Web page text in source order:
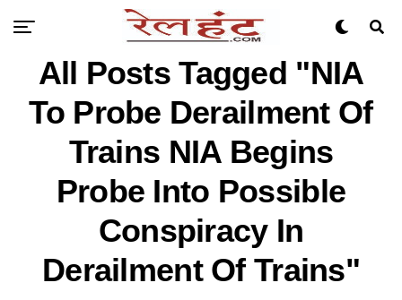
All Posts Tagged "NIA
To Probe Derailment Of
Trains NIA Begins
Probe Into Possible
Conspiracy In
Derailment Of Trains"